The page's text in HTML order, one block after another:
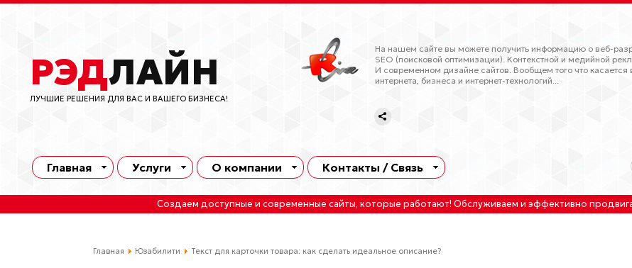
РЭДЛАЙН
ЛУЧШИЕ РЕШЕНИЯ ДЛЯ ВАС И ВАШЕГО БИЗНЕСА!
На нашем сайте вы можете получить информацию о веб-
SEO (поисковой оптимизации). Контекстной и медийной
И современном дизайне сайтов. Вообщем того что
интернета, бизнеса и интернет-технологий...
Главная Услуги О компании Контакты / Связь
Создаем доступные и современные сайты, которые работают! Обслуживаем и эффективно
Главная Юзабилити Текст для карточки товара: как сделать идеальное описание?